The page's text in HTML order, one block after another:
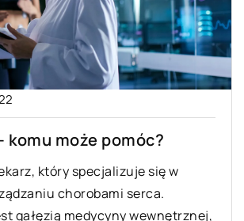
komu może pomóc?
który specjalizuje się w
chorobami serca.
gałęzią medycyny wewnętrznej,